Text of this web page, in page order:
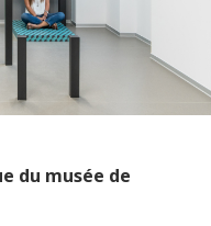
du musée de